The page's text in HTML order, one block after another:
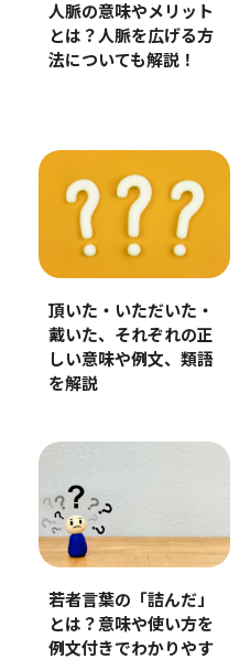
人脈の意味やメリット
とは？人脈を広げる方
法についても解説！
頂いた・いただいた・
戴いた、それぞれの正
しい意味や例文、類語
を解説
若者言葉の「詰んだ」
とは？意味や使い方を
例文付きでわかりやす